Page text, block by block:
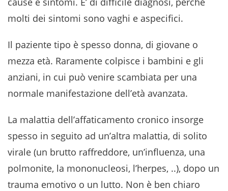
molti dei sintomi sono vaghi e aspecifici.
Il paziente tipo è spesso donna, di giovane o
mezza età. Raramente colpisce i bambini e gli
anziani, in cui può venire scambiata per una
normale manifestazione dell’età avanzata.
La malattia dell’affaticamento cronico insorge
spesso in seguito ad un’altra malattia, di solito
virale (un brutto raffreddore, un’influenza, una
polmonite, la mononucleosi, l’herpes, ..), dopo un
trauma emotivo o un lutto. Non è ben chiaro